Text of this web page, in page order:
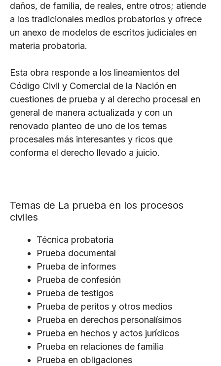
daños, de familia, de reales, entre otros; atiende
a los tradicionales medios probatorios y ofrece
un anexo de modelos de escritos judiciales en
materia probatoria.
Esta obra responde a los lineamientos del
Código Civil y Comercial de la Nación en
cuestiones de prueba y al derecho procesal en
general de manera actualizada y con un
renovado planteo de uno de los temas
procesales más interesantes y ricos que
conforma el derecho llevado a juicio.
Temas de La prueba en los procesos
civiles
Técnica probatoria
Prueba documental
Prueba de informes
Prueba de confesión
Prueba de testigos
Prueba de peritos y otros medios
Prueba en derechos personalísimos
Prueba en hechos y actos jurídicos
Prueba en relaciones de familia
Prueba en obligaciones